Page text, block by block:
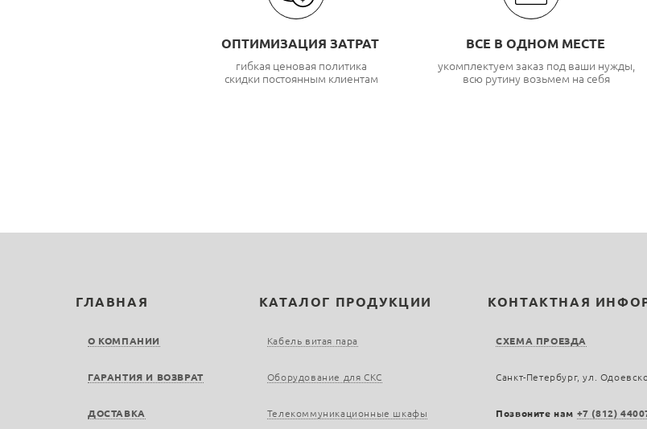
ОПТИМИЗАЦИЯ ЗАТРАТ
гибкая ценовая политика
скидки постоянным клиентам
ВСЕ В ОДНОМ МЕСТЕ
укомплектуем заказ под ваши нужды,
всю рутину возьмем на себя
ГЛАВНАЯ
О КОМПАНИИ
ГАРАНТИЯ И ВОЗВРАТ
ДОСТАВКА
КАТАЛОГ ПРОДУКЦИИ
Кабель витая пара
Оборудование для СКС
Телекоммуникационные шкафы
КОНТАКТНАЯ
СХЕМА ПРОЕЗДА
Санкт-Петербург, ул.
Позвоните нам +7 (812)